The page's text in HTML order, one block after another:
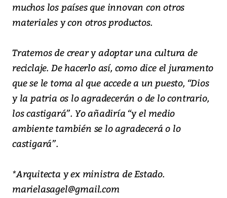
muchos los países que innovan con otros
materiales y con otros productos.
Tratemos de crear y adoptar una cultura de
reciclaje. De hacerlo así, como dice el juramento
que se le toma al que accede a un puesto, “Dios
y la patria os lo agradecerán o de lo contrario,
los castigará”. Yo añadiría “y el medio
ambiente también se lo agradecerá o lo
castigará”.
*Arquitecta y ex ministra de Estado.
marielasagel@gmail.com